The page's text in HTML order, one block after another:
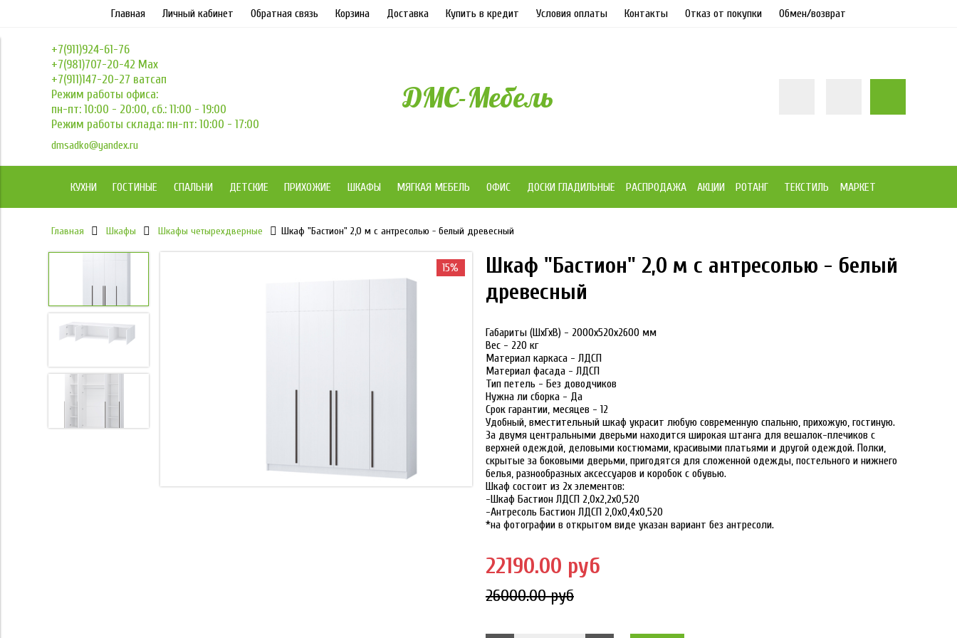
Главная Личный кабинет Обратная связь Корзина Доставка Купить в кредит Условия оплаты Контакты Отказ от покупки Обмен/возврат
+7(911)924-61-76
+7(981)707-20-42 Max
+7(911)147-20-27 ватсап
Режим работы офиса:
пн-пт: 10:00 - 20:00, сб.: 11:00 - 19:00
Режим работы склада: пн-пт: 10:00 - 17:00
dmsadko@yandex.ru
ДМС-Мебель
КУХНИ ГОСТИНЫЕ СПАЛЬНИ ДЕТСКИЕ ПРИХОЖИЕ ШКАФЫ МЯГКАЯ МЕБЕЛЬ ОФИС ДОСКИ ГЛАДИЛЬНЫЕ РАСПРОДАЖА АКЦИИ РОТАНГ ТЕКСТИЛЬ МАРКЕТ
Главная Шкафы Шкафы четырехдверные Шкаф "Бастион" 2,0 м с антресолью - белый древесный
15% 15%
Шкаф "Бастион" 2,0 м с антресолью - белый
древесный
Габариты (ШхГхВ) - 2000x520x2600 мм
Вес - 220 кг
Материал каркаса - ЛДСП
Материал фасада - ЛДСП
Тип петель - Без доводчиков
Нужна ли сборка - Да
Срок гарантии, месяцев - 12
Удобный, вместительный шкаф украсит любую современную спальню, прихожую, гостиную.
За двумя центральными дверьми находится широкая штанга для вешалок-плечиков с
верхней одеждой, деловыми костюмами, красивыми платьями и другой одеждой. Полки,
скрытые за боковыми дверьми, пригодятся для сложенной одежды, постельного и нижнего
белья, разнообразных аксессуаров и коробок с обувью.
Шкаф состоит из 2х элементов:
-Шкаф Бастион ЛДСП 2,0х2,2х0,520
-Антресоль Бастион ЛДСП 2,0х0,4х0,520
*на фотографии в открытом виде указан вариант без антресоли.
22190.00 руб
26000.00 руб